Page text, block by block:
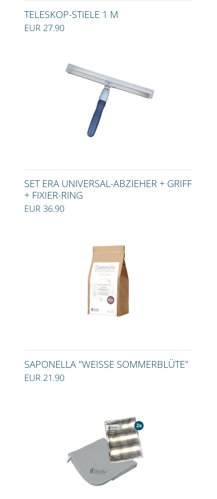
TELESKOP-STIELE 1 M
EUR 27.90
SET ERA UNIVERSAL-ABZIEHER + GRIFF
+ FIXIER-RING
EUR 36.90
SAPONELLA "WEISSE SOMMERBLÜTE"
EUR 21.90